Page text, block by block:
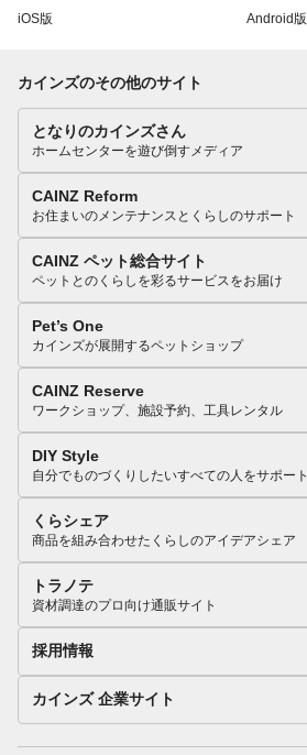
iOS版 Android版
カインズのその他のサイト
となりのカインズさん
ホームセンターを遊び倒すメディア
CAINZ Reform
お住まいのメンテナンスとくらしのサポート
CAINZ ペット総合サイト
ペットとのくらしを彩るサービスをお届け
Pet’s One
カインズが展開するペットショップ
CAINZ Reserve
ワークショップ、施設予約、工具レンタル
DIY Style
自分でものづくりしたいすべての人をサポート
くらシェア
商品を組み合わせたくらしのアイデアシェア
トラノテ
資材調達のプロ向け通販サイト
採用情報
カインズ 企業サイト